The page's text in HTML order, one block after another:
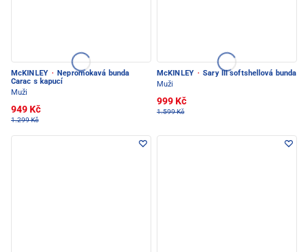
McKINLEY · Nepromokavá bunda
Carac s kapucí
Muži
949 Kč
1.299 Kč
McKINLEY · Sary III softshellová bunda
Muži
999 Kč
1.599 Kč